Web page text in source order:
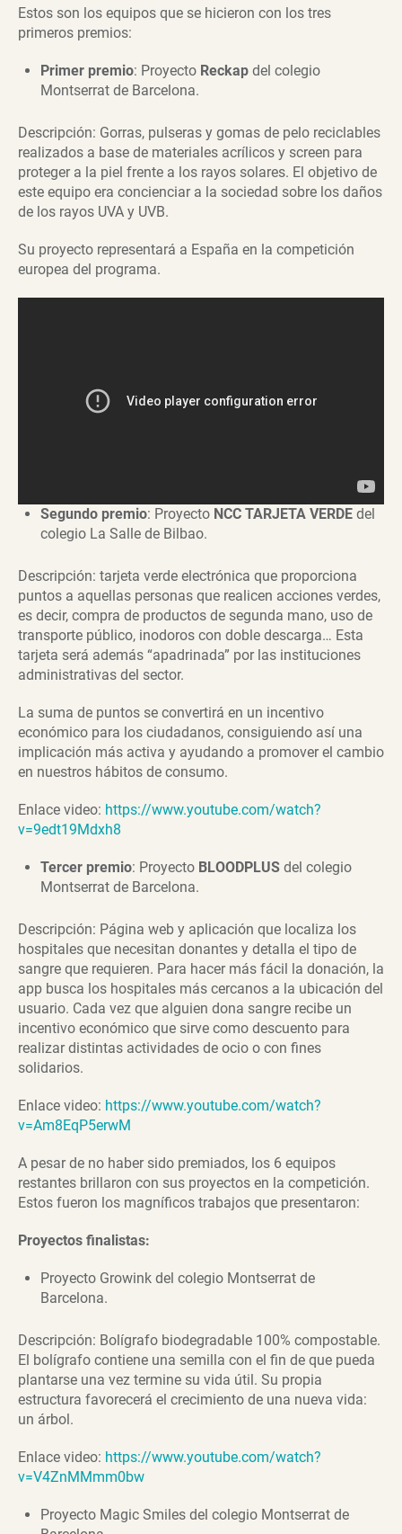
Estos son los equipos que se hicieron con los tres
primeros premios:
Primer premio: Proyecto Reckap del colegio
Montserrat de Barcelona.
Descripción: Gorras, pulseras y gomas de pelo reciclables
realizados a base de materiales acrílicos y screen para
proteger a la piel frente a los rayos solares. El objetivo de
este equipo era concienciar a la sociedad sobre los daños
de los rayos UVA y UVB.
Su proyecto representará a España en la competición
europea del programa.
Segundo premio: Proyecto NCC TARJETA VERDE del
colegio La Salle de Bilbao.
Descripción: tarjeta verde electrónica que proporciona
puntos a aquellas personas que realicen acciones verdes,
es decir, compra de productos de segunda mano, uso de
transporte público, inodoros con doble descarga… Esta
tarjeta será además “apadrinada” por las instituciones
administrativas del sector.
La suma de puntos se convertirá en un incentivo
económico para los ciudadanos, consiguiendo así una
implicación más activa y ayudando a promover el cambio
en nuestros hábitos de consumo.
Enlace video: https://www.youtube.com/watch?
v=9edt19Mdxh8
Tercer premio: Proyecto BLOODPLUS del colegio
Montserrat de Barcelona.
Descripción: Página web y aplicación que localiza los
hospitales que necesitan donantes y detalla el tipo de
sangre que requieren. Para hacer más fácil la donación, la
app busca los hospitales más cercanos a la ubicación del
usuario. Cada vez que alguien dona sangre recibe un
incentivo económico que sirve como descuento para
realizar distintas actividades de ocio o con fines
solidarios.
Enlace video: https://www.youtube.com/watch?
v=Am8EqP5erwM
A pesar de no haber sido premiados, los 6 equipos
restantes brillaron con sus proyectos en la competición.
Estos fueron los magníficos trabajos que presentaron:
Proyectos finalistas:
Proyecto Growink del colegio Montserrat de
Barcelona.
Descripción: Bolígrafo biodegradable 100% compostable.
El bolígrafo contiene una semilla con el fin de que pueda
plantarse una vez termine su vida útil. Su propia
estructura favorecerá el crecimiento de una nueva vida:
un árbol.
Enlace video: https://www.youtube.com/watch?
v=V4ZnMMmm0bw
Proyecto Magic Smiles del colegio Montserrat de